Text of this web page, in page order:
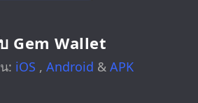
Gem Wallet
: iOS , Android & APK